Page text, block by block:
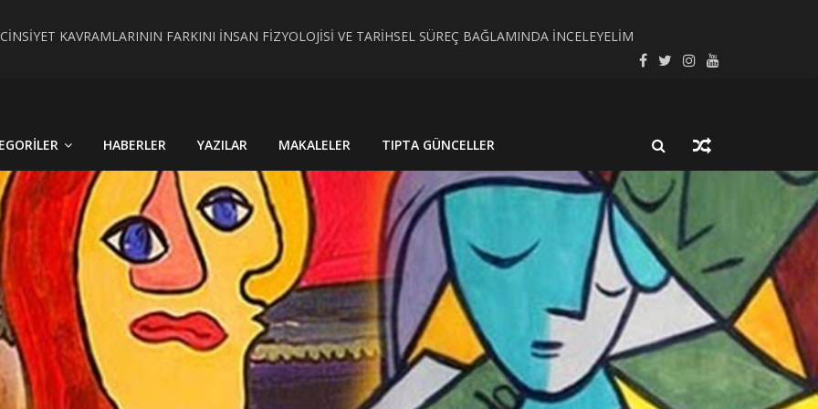
KAVRAMLARININ FARKINI İNSAN FİZYOLOJİSİ VE TARİHSEL SÜREÇ BAĞLAMINDA İNCELEYELİM
HABERLER YAZILAR MAKALELER TIPTA GÜNCELLER